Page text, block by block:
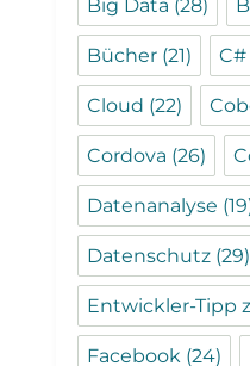
Big Data (28)
Bücher (21) C#
Cloud (22)
Cordova (26)
Datenanalyse
Datenschutz (29)
Entwickler-Tipp
Facebook (24)